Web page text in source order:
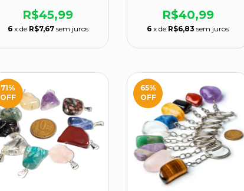
R$45,99
6 x de R$7,67 sem juros
R$40,99
6 x de R$6,83 sem juros
71%
OFF
65%
OFF